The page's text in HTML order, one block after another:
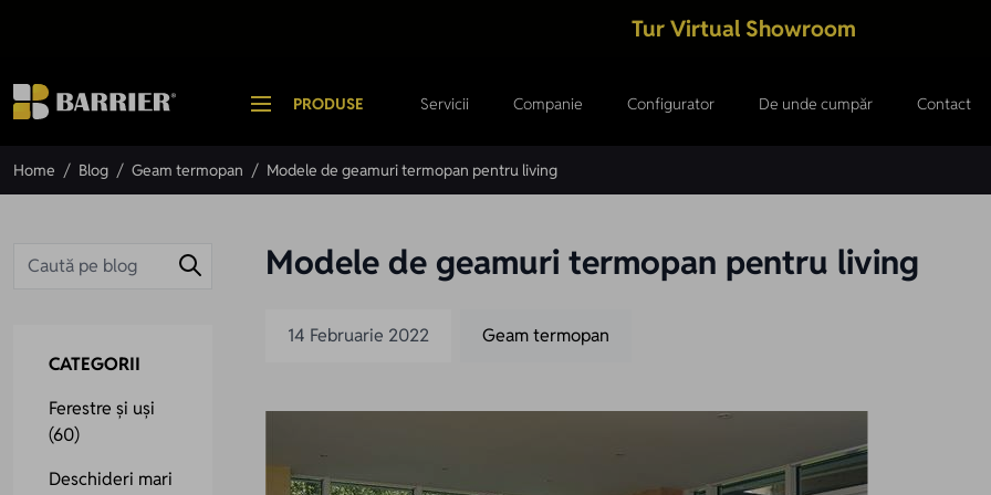
Tur Virtual Showroom
PRODUSE Servicii Companie Configurator De unde cumpăr Contact
Home / Blog / Geam termopan / Modele de geamuri termopan pentru living
Modele de geamuri termopan pentru living
14 Februarie 2022
Geam termopan
CATEGORII
Ferestre și uși
(60)
Deschideri mari